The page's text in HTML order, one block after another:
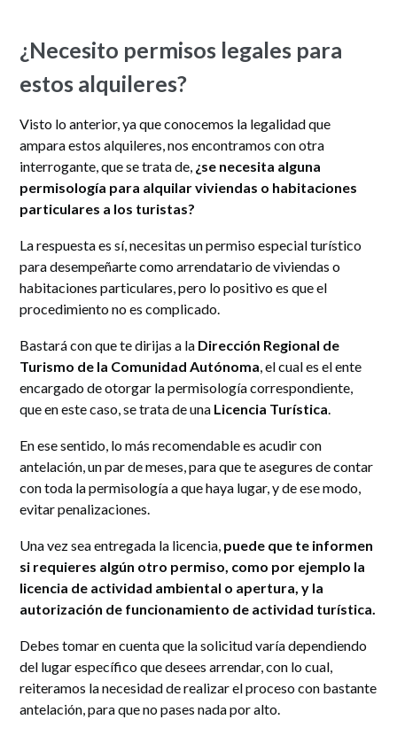
¿Necesito permisos legales para
estos alquileres?
Visto lo anterior, ya que conocemos la legalidad que
ampara estos alquileres, nos encontramos con otra
interrogante, que se trata de, ¿se necesita alguna
permisología para alquilar viviendas o habitaciones
particulares a los turistas?
La respuesta es sí, necesitas un permiso especial turístico
para desempeñarte como arrendatario de viviendas o
habitaciones particulares, pero lo positivo es que el
procedimiento no es complicado.
Bastará con que te dirijas a la Dirección Regional de
Turismo de la Comunidad Autónoma, el cual es el ente
encargado de otorgar la permisología correspondiente,
que en este caso, se trata de una Licencia Turística.
En ese sentido, lo más recomendable es acudir con
antelación, un par de meses, para que te asegures de contar
con toda la permisología a que haya lugar, y de ese modo,
evitar penalizaciones.
Una vez sea entregada la licencia, puede que te informen
si requieres algún otro permiso, como por ejemplo la
licencia de actividad ambiental o apertura, y la
autorización de funcionamiento de actividad turística.
Debes tomar en cuenta que la solicitud varía dependiendo
del lugar específico que desees arrendar, con lo cual,
reiteramos la necesidad de realizar el proceso con bastante
antelación, para que no pases nada por alto.